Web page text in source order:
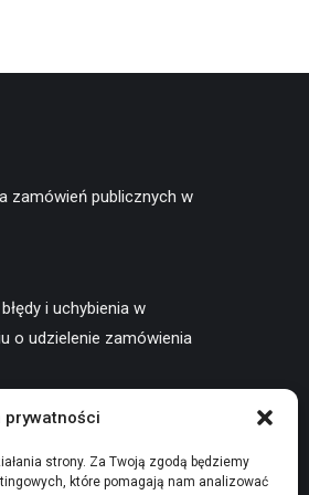
prywatności
strony. Za Twoją zgodą będziemy
które pomagają nam analizować
zamówień publicznych w
i uchybienia w
o udzielenie zamówienia